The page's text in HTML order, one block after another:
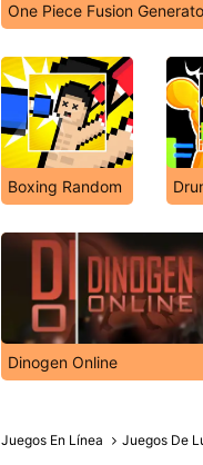
One Piece Fusion
Boxing Random
Dinogen Online
Juegos En Línea Juegos De